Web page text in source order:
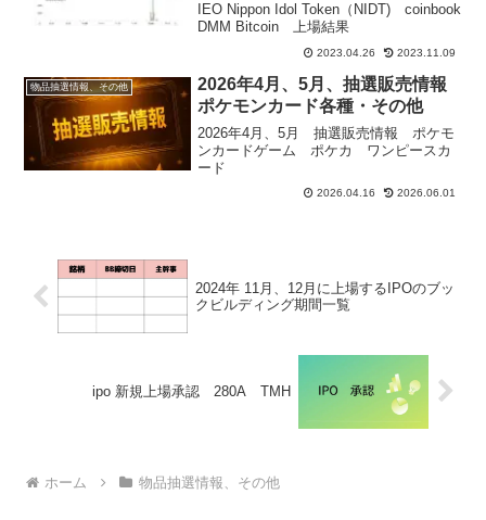
IEO Nippon Idol Token（NIDT) coinbook
DMM Bitcoin 上場結果
2023.04.26 2023.11.09
物品抽選情報、その他
2026年4月、5月、抽選販売情報
ポケモンカード各種・その他
2026年4月、5月 抽選販売情報 ポケモ
ンカードゲーム ポケカ ワンピースカ
ード
2026.04.16 2026.06.01
2024年 11月、12月に上場するIPOのブッ
クビルディング期間一覧
ipo 新規上場承認 280A TMH
ホーム 物品抽選情報、その他